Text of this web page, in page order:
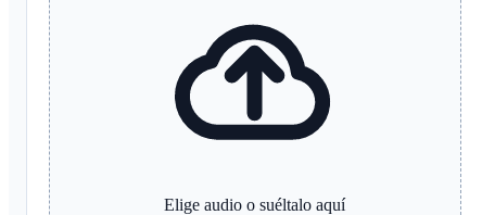
Elige audio o suéltalo aquí